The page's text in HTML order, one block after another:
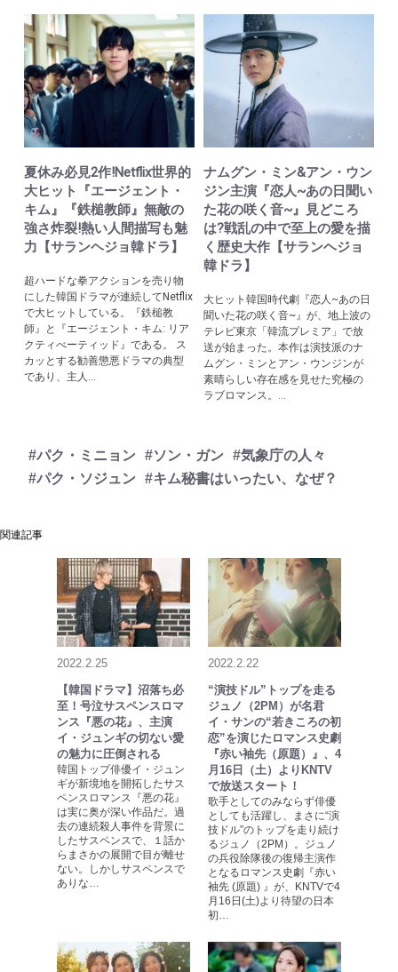
夏休み必見2作!Netflix世界的
大ヒット『エージェント・
キム』『鉄槌教師』無敵の
強さ炸裂!熱い人間描写も魅
力【サランヘジョ韓ドラ】
超ハードな拳アクションを売り物
にした韓国ドラマが連続してNetflix
で大ヒットしている。『鉄槌教
師』と『エージェント・キム: リア
クティべーティッド』である。 ス
カッとする勧善懲悪ドラマの典型
であり、主人...
ナムグン・ミン&アン・ウン
ジン主演『恋人~あの日聞い
た花の咲く音~』見どころ
は?戦乱の中で至上の愛を描
く歴史大作【サランヘジョ
韓ドラ】
大ヒット韓国時代劇『恋人~あの日
聞いた花の咲く音~』が、地上波の
テレビ東京「韓流プレミア」で放
送が始まった。本作は演技派のナ
ムグン・ミンとアン・ウンジンが
素晴らしい存在感を見せた究極の
ラブロマンス。...
#パク・ミニョン #ソン・ガン #気象庁の人々
#パク・ソジュン #キム秘書はいったい、なぜ？
関連記事
2022.2.25
【韓国ドラマ】沼落ち必
至！号泣サスペンスロマ
ンス『悪の花』、主演
イ・ジュンギの切ない愛
の魅力に圧倒される
韓国トップ俳優イ・ジュン
ギが新境地を開拓したサス
ペンスロマンス『悪の花』
は実に奥が深い作品だ。過
去の連続殺人事件を背景に
したサスペンスで、１話か
らまさかの展開で目が離せ
ない。しかしサスペンスで
ありな…
2022.2.22
“演技ドル”トップを走る
ジュノ（2PM）が名君
イ・サンの“若きころの初
恋”を演じたロマンス史劇
『赤い袖先（原題）』、4
月16日（土）よりKNTV
で放送スタート！
歌手としてのみならず俳優
としても活躍し、まさに“演
技ドル”のトップを走り続け
るジュノ（2PM）。ジュノ
の兵役除隊後の復帰主演作
となるロマンス史劇『赤い
袖先 (原題) 』が、KNTVで4
月16日(土)より待望の日本
初…